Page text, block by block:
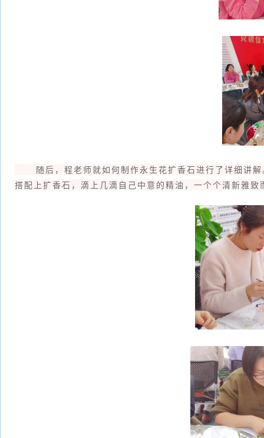
随后，程老师就如何制作永生花扩香石进行了详细讲解
搭配上扩香石，滴上几滴自己中意的精油，一个个清新雅